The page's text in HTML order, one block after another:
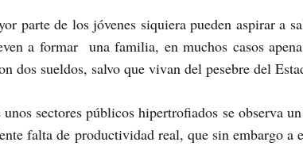
parte de los jóvenes siquiera pueden aspirar a
a formar una familia, en muchos casos
dos sueldos, salvo que vivan del pesebre del
unos sectores públicos hipertrofiados se observa
falta de productividad real, que sin embargo a